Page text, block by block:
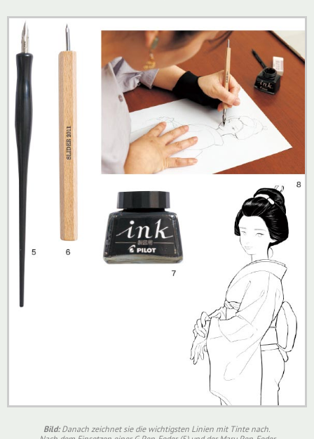
Bild:Danach zeichnet sie die wichtigsten Linien mit Tinte nach.